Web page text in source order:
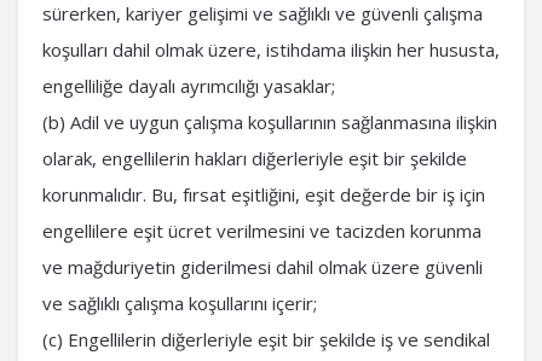
sürerken, kariyer gelişimi ve sağlıklı ve güvenli çalışma
koşulları dahil olmak üzere, istihdama ilişkin her hususta,
engelliliğe dayalı ayrımcılığı yasaklar;
(b) Adil ve uygun çalışma koşullarının sağlanmasına ilişkin
olarak, engellilerin hakları diğerleriyle eşit bir şekilde
korunmalıdır. Bu, fırsat eşitliğini, eşit değerde bir iş için
engellilere eşit ücret verilmesini ve tacizden korunma
ve mağduriyetin giderilmesi dahil olmak üzere güvenli
ve sağlıklı çalışma koşullarını içerir;
(c) Engellilerin diğerleriyle eşit bir şekilde iş ve sendikal